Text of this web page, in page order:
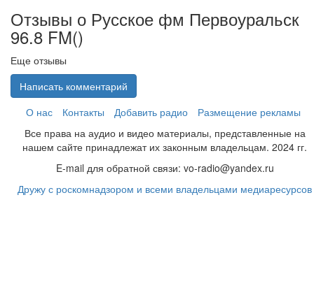
Отзывы о Русское фм Первоуральск
96.8 FM()
Еще отзывы
Написать комментарий
О нас
Контакты Добавить радио
Размещение рекламы
Все права на аудио и видео материалы, представленные на
нашем сайте принадлежат их законным владельцам. 2024 гг.
E-mail для обратной связи: vo-radio@yandex.ru
Дружу с роскомнадзором и всеми владельцами медиаресурсов